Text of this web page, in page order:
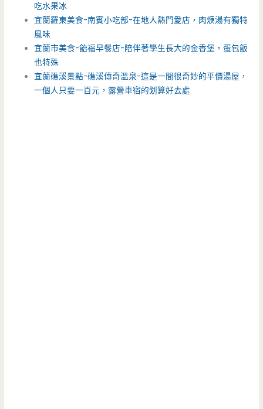
吃水果冰
宜蘭羅東美食-南賓小吃部-在地人熱門愛店，肉焿湯有獨特
風味
宜蘭市美食-飴福早餐店-陪伴著學生長大的金香堡，蛋包飯
也特殊
宜蘭礁溪景點-礁溪傳奇溫泉-這是一間很奇妙的平價湯屋，
一個人只要一百元，露營車宿的划算好去處